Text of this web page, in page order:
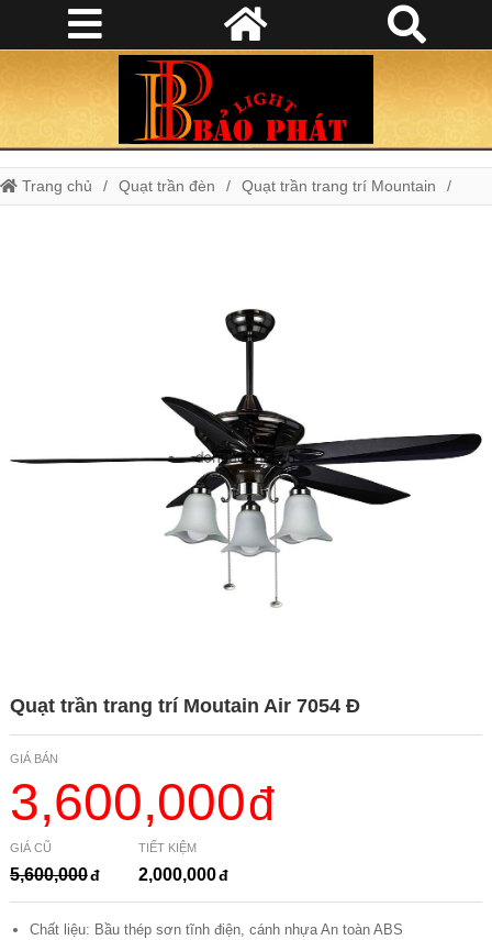
Trang chủ Quạt trần đèn Quạt trần trang trí Mountain
Quạt trần trang trí Moutain Air 7054 Đ
GIÁ BÁN
3,600,000
GIÁ CŨ
5,600,000
TIẾT KIỆM
2,000,000
Chất liệu: Bầu thép sơn tĩnh điện, cánh nhựa An toàn ABS